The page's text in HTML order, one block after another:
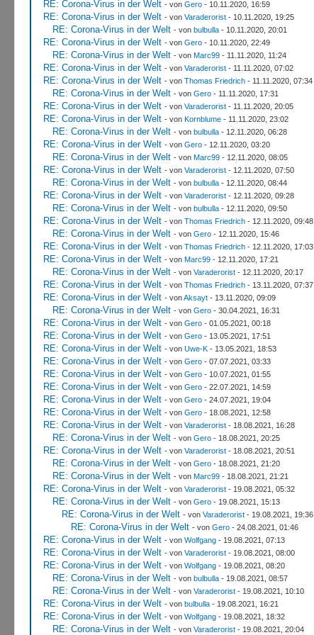
RE: Corona-Virus in der Welt - von Gero- 10.11.2020, 16:59
RE: Corona-Virus in der Welt - von Varaderorist- 10.11.2020, 19:25
RE: Corona-Virus in der Welt - von bulbulla- 10.11.2020, 20:01
RE: Corona-Virus in der Welt - von Gero- 10.11.2020, 22:49
RE: Corona-Virus in der Welt - von Marc99- 11.11.2020, 11:24
RE: Corona-Virus in der Welt - von Varaderorist- 11.11.2020, 07:02
RE: Corona-Virus in der Welt - von Thomas Friedrich- 11.11.2020, 07:34
RE: Corona-Virus in der Welt - von Gero- 11.11.2020, 17:31
RE: Corona-Virus in der Welt - von Varaderorist- 11.11.2020, 20:05
RE: Corona-Virus in der Welt - von Kornblume- 11.11.2020, 23:02
RE: Corona-Virus in der Welt - von bulbulla- 12.11.2020, 06:28
RE: Corona-Virus in der Welt - von Gero- 12.11.2020, 03:20
RE: Corona-Virus in der Welt - von Marc99- 12.11.2020, 08:05
RE: Corona-Virus in der Welt - von Varaderorist- 12.11.2020, 07:50
RE: Corona-Virus in der Welt - von bulbulla- 12.11.2020, 08:44
RE: Corona-Virus in der Welt - von Varaderorist- 12.11.2020, 09:28
RE: Corona-Virus in der Welt - von bulbulla- 12.11.2020, 09:50
RE: Corona-Virus in der Welt - von Thomas Friedrich- 12.11.2020, 09:48
RE: Corona-Virus in der Welt - von Gero- 12.11.2020, 15:46
RE: Corona-Virus in der Welt - von Thomas Friedrich- 12.11.2020, 17:03
RE: Corona-Virus in der Welt - von Marc99- 12.11.2020, 17:21
RE: Corona-Virus in der Welt - von Varaderorist- 12.11.2020, 20:17
RE: Corona-Virus in der Welt - von Thomas Friedrich- 13.11.2020, 07:37
RE: Corona-Virus in der Welt - vonAksayt- 13.11.2020, 09:09
RE: Corona-Virus in der Welt - von Gero- 30.04.2021, 16:31
RE: Corona-Virus in der Welt - von Gero- 01.05.2021, 00:18
RE: Corona-Virus in der Welt - von Gero- 13.05.2021, 17:51
RE: Corona-Virus in der Welt - von Uwe-K- 13.05.2021, 18:53
RE: Corona-Virus in der Welt - von Gero- 07.07.2021, 03:33
RE: Corona-Virus in der Welt - von Gero- 10.07.2021, 01:55
RE: Corona-Virus in der Welt - von Gero- 22.07.2021, 14:59
RE: Corona-Virus in der Welt - von Gero- 24.07.2021, 19:04
RE: Corona-Virus in der Welt - von Gero- 18.08.2021, 12:58
RE: Corona-Virus in der Welt - von Varaderorist- 18.08.2021, 16:28
RE: Corona-Virus in der Welt - von Gero- 18.08.2021, 20:25
RE: Corona-Virus in der Welt - von Varaderorist- 18.08.2021, 20:51
RE: Corona-Virus in der Welt - von Gero- 18.08.2021, 21:20
RE: Corona-Virus in der Welt - von Marc99- 18.08.2021, 21:21
RE: Corona-Virus in der Welt - von Varaderorist- 19.08.2021, 05:32
RE: Corona-Virus in der Welt - von Gero- 19.08.2021, 15:13
RE: Corona-Virus in der Welt - von Varaderorist- 19.08.2021, 19:36
RE: Corona-Virus in der Welt - von Gero- 24.08.2021, 01:46
RE: Corona-Virus in der Welt - von Wolfgang- 19.08.2021, 07:13
RE: Corona-Virus in der Welt - von Varaderorist- 19.08.2021, 08:00
RE: Corona-Virus in der Welt - von Wolfgang- 19.08.2021, 08:20
RE: Corona-Virus in der Welt - von bulbulla- 19.08.2021, 08:57
RE: Corona-Virus in der Welt - von Varaderorist- 19.08.2021, 10:10
RE: Corona-Virus in der Welt - von bulbulla- 19.08.2021, 16:21
RE: Corona-Virus in der Welt - von Wolfgang- 19.08.2021, 18:32
RE: Corona-Virus in der Welt - von Varaderorist- 19.08.2021, 20:04